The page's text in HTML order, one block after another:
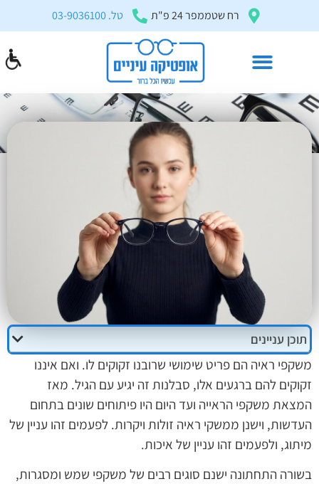
זֶה
"המרכז
הישראלי
לְהַנְגָּשָׁת
אָתָרִים".
רח שטממפר 24 פ"ת טל. 03-9036100
משקפי ראיה
»מאמרים ומדריכים» משקפי ראיה
תוכן עניינים
משקפי ראיה הם פריט שימושי שרובנו זקוקים לו. ואם איננו
זקוקים להם ברגעים אלו, סבלנות זה יגיע עם הגיל. מאז
המצאת משקפי הראייה ועד היום היו פיתוחים שונים בתחום
העדשות, וישנן ממשקי ראיה זולות ויקרות. לפעמים זהו עניין של
מיתוג, ולפעמים זהו עניין של איכות.
בשורה התחתונה ישנם סוגים רבים של משקפי שמש ומסגרות,